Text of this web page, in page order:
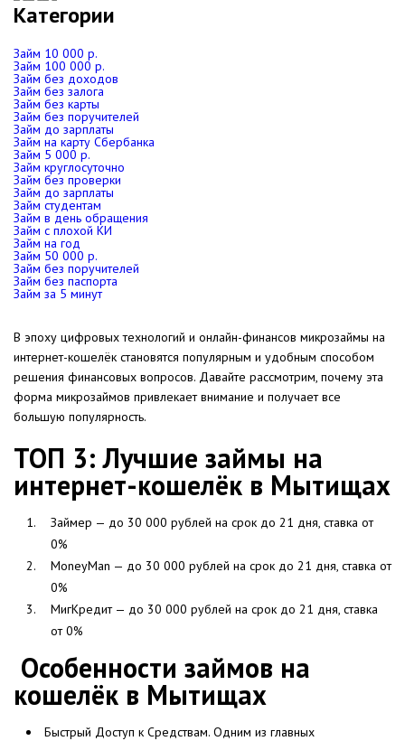
Категории
Займ 10 000 р.
Займ 100 000 р.
Займ без доходов
Займ без залога
Займ без карты
Займ без поручителей
Займ до зарплаты
Займ на карту Сбербанка
Займ 5 000 р.
Займ круглосуточно
Займ без проверки
Займ до зарплаты
Займ студентам
Займ в день обращения
Займ с плохой КИ
Займ на год
Займ 50 000 р.
Займ без поручителей
Займ без паспорта
Займ за 5 минут
В эпоху цифровых технологий и онлайн-финансов микрозаймы на
интернет-кошелёк становятся популярным и удобным способом
решения финансовых вопросов. Давайте рассмотрим, почему эта
форма микрозаймов привлекает внимание и получает все
большую популярность.
ТОП 3: Лучшие займы на
интернет-кошелёк в Мытищах
Займер — до 30 000 рублей на срок до 21 дня, ставка от
0%
MoneyMan — до 30 000 рублей на срок до 21 дня, ставка от
0%
МигКредит — до 30 000 рублей на срок до 21 дня, ставка
от 0%
Особенности займов на
кошелёк в Мытищах
Быстрый Доступ к Средствам. Одним из главных